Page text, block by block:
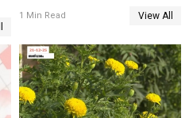
1 Min Read View All